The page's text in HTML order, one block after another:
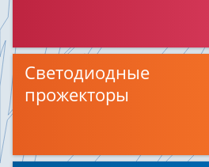
Светодиодные
прожекторы